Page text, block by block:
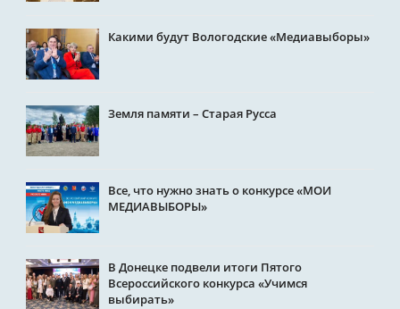
Какими будут Вологодские «Медиавыборы»
Земля памяти – Старая Русса
Все, что нужно знать о конкурсе «МОИ
МЕДИАВЫБОРЫ»
В Донецке подвели итоги Пятого
Всероссийского конкурса «Учимся
выбирать»